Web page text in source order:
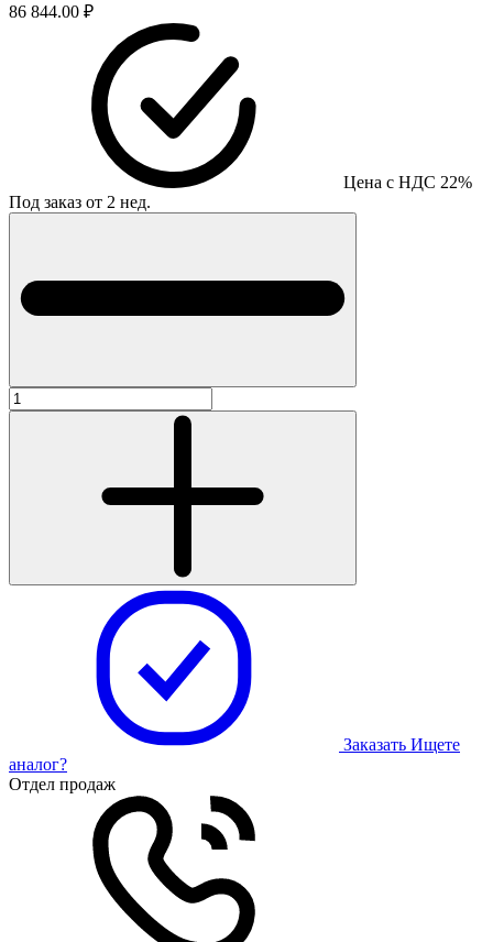
86 844.00 ₽
Цена с НДС 22%
Под заказ от 2 нед.
Заказать Ищете
аналог?
Отдел продаж